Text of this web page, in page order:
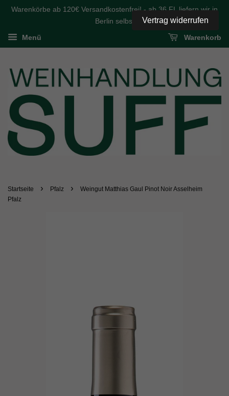
Warenkörbe ab 120€ Versandkostenfrei! - ab 36 FL liefern wir in
Berlin selbst
Menü Warenkorb
Startseite › Pfalz ›
Weingut Matthias Gaul Pinot Noir Asselheim
Pfalz
Vertrag widerrufen